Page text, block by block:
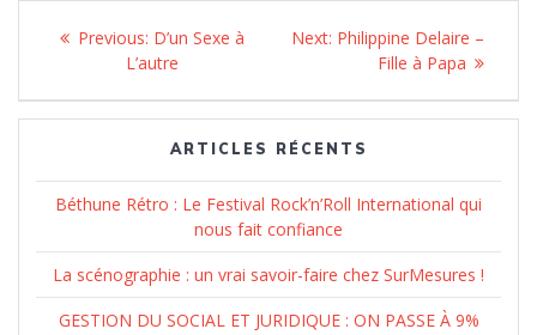
Navigation
l’article
Previous: Previous
post:
D’un Sexe à
L’autre
Next: Next
Philippine Delaire –
Fille à Papa
ARTICLES RÉCENTS
Béthune Rétro : Le Festival Rock’n’Roll International qui
nous fait confiance
La scénographie : un vrai savoir-faire chez SurMesures !
GESTION DU SOCIAL ET JURIDIQUE : ON PASSE À 9%